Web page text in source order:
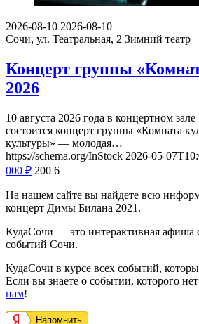
2026-08-10 2026-08-10
Сочи, ул. Театральная, 2 Зимний театр
Концерт группы
2026
10 августа 2026 года в концертном
состоится концерт группы «Комната
культуры» — молодая…
https://schema.org/InStock 2026-05-
000 ₽ 200 6
На нашем сайте вы найдете всю
концерт Димы Билана 2021.
КудаСочи — это интерактивная афиша
событий Сочи.
КудаСочи в курсе всех событий,
Если вы знаете о событии, которого
нам!
Напомнить